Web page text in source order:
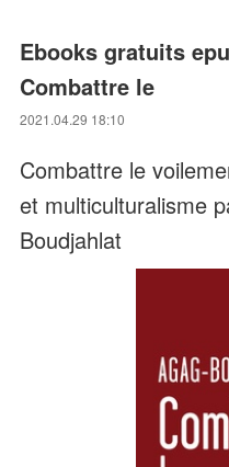
Ebooks gratuits
Combattre le
2021.04.29 18:10
Combattre le
et multiculturalisme
Boudjahlat